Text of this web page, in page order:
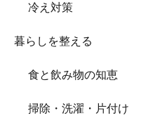
冷え対策
暮らしを整える
食と飲み物の知恵
掃除・洗濯・片付け